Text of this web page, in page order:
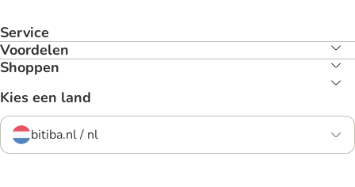
Service
Voordelen
Shoppen
Kies een land
bitiba.nl / nl